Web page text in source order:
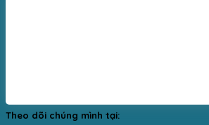
Theo dõi chúng mình tại: